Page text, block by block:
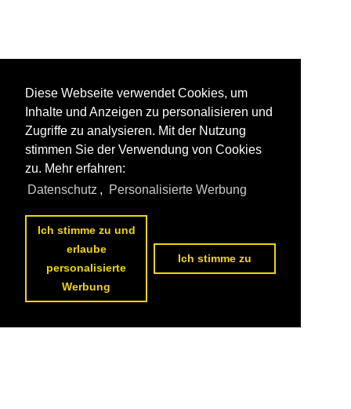
Diese Webseite verwendet Cookies, um
Inhalte und Anzeigen zu personalisieren und
Zugriffe zu analysieren. Mit der Nutzung
stimmen Sie der Verwendung von Cookies
zu. Mehr erfahren:
Datenschutz , Personalisierte Werbung
Ich stimme zu und
erlaube
personalisierte
Werbung
Ich stimme zu